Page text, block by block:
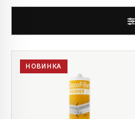
НОВИНКА